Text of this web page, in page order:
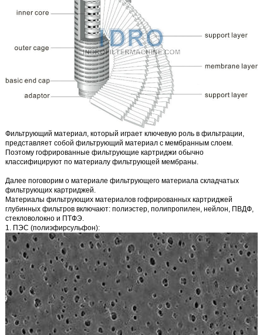
Фильтрующий материал, который играет ключевую роль в фильтрации,
представляет собой фильтрующий материал с мембранным слоем.
Поэтому гофрированные фильтрующие картриджи обычно
классифицируют по материалу фильтрующей мембраны.
Далее поговорим о материале фильтрующего материала складчатых
фильтрующих картриджей.
Материалы фильтрующих материалов гофрированных картриджей
глубинных фильтров включают: полиэстер, полипропилен, нейлон, ПВДФ,
стекловолокно и ПТФЭ.
1. ПЭС (полиэфирсульфон):